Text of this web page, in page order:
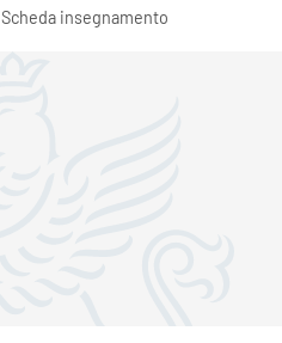
Scheda insegnamento